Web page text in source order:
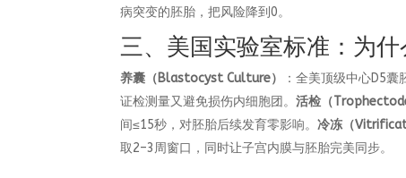
病突变的胚胎，把风险降到0。
三、美国实验室标准：为什
养囊（Blastocyst Culture）
：全美顶级中心D5
证检测量又避免损伤内细胞团。活检（
间≤15秒，对胚胎后续发育零影响。冷冻（
取2–3周窗口，同时让子宫内膜与胚胎完美同步。